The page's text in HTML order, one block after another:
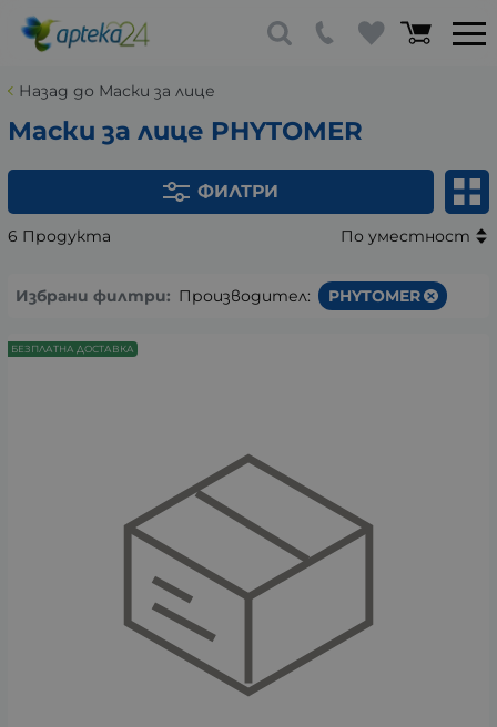
Назад до Маски за лице
Маски за лице PHYTOMER
ФИЛТРИ
6 Продукта По уместност
Избрани филтри: Производител: PHYTOMER
БЕЗПЛАТНА ДОСТАВКА